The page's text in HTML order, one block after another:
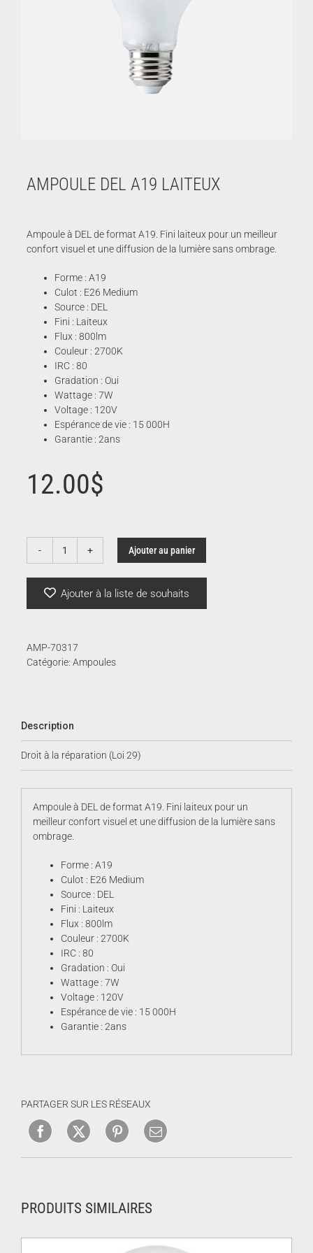
AMPOULE DEL A19 LAITEUX
Ampoule à DEL de format A19. Fini laiteux pour un meilleur
confort visuel et une diffusion de la lumière sans ombrage.
Forme : A19
Culot : E26 Medium
Source : DEL
Fini : Laiteux
Flux : 800lm
Couleur : 2700K
IRC : 80
Gradation : Oui
Wattage : 7W
Voltage : 120V
Espérance de vie : 15 000H
Garantie : 2ans
12.00$
quantité
DEL
Ajouter au panier
Ajouter à la liste de souhaits
AMP-70317
Catégorie: Ampoules
Description
Droit à la réparation (Loi 29)
Ampoule à DEL de format A19. Fini laiteux pour un
meilleur confort visuel et une diffusion de la lumière sans
ombrage.
Forme : A19
Culot : E26 Medium
Source : DEL
Fini : Laiteux
Flux : 800lm
Couleur : 2700K
IRC : 80
Gradation : Oui
Wattage : 7W
Voltage : 120V
Espérance de vie : 15 000H
Garantie : 2ans
PARTAGER SUR LES RÉSEAUX
PRODUITS SIMILAIRES